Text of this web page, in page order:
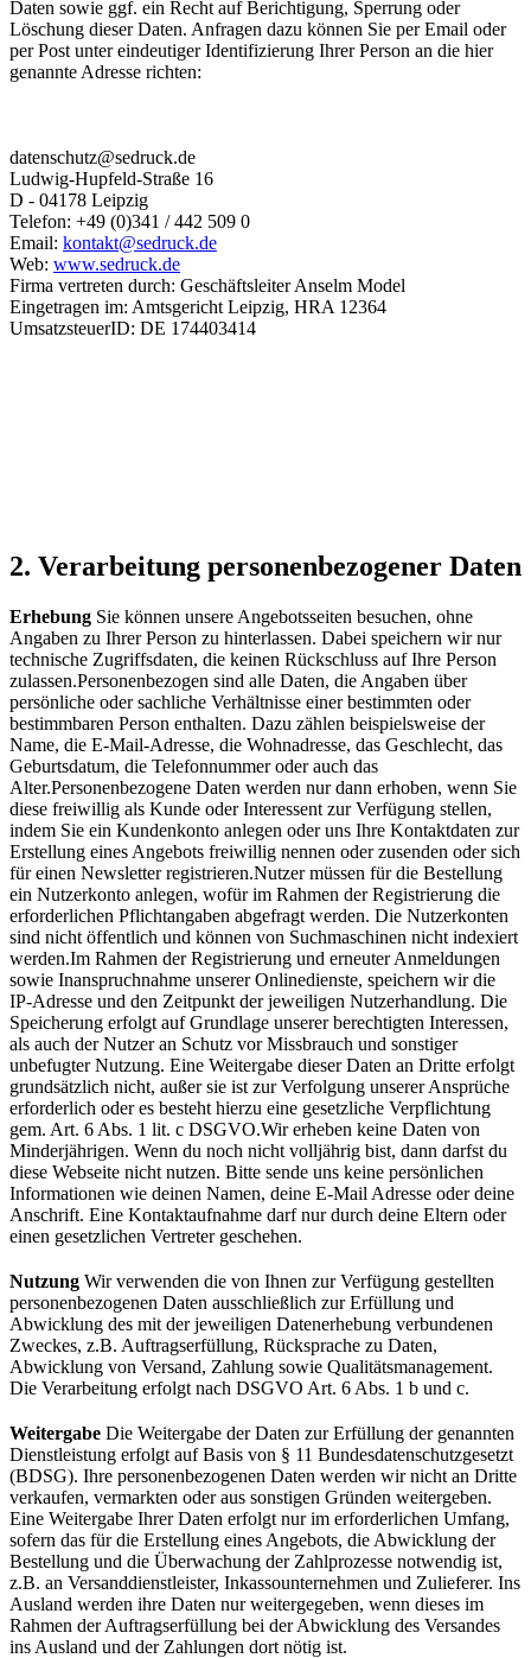
Daten sowie ggf. ein Recht auf Berichtigung, Sperrung oder
Löschung dieser Daten. Anfragen dazu können Sie per Email oder
per Post unter eindeutiger Identifizierung Ihrer Person an die hier
genannte Adresse richten:
datenschutz@sedruck.de
Ludwig-Hupfeld-Straße 16
D - 04178 Leipzig
Telefon: +49 (0)341 / 442 509 0
Email: kontakt@sedruck.de
Web: www.sedruck.de
Firma vertreten durch: Geschäftsleiter Anselm Model
Eingetragen im: Amtsgericht Leipzig, HRA 12364
UmsatzsteuerID: DE 174403414
2. Verarbeitung personenbezogener Daten
Erhebung Sie können unsere Angebotsseiten besuchen, ohne
Angaben zu Ihrer Person zu hinterlassen. Dabei speichern wir nur
technische Zugriffsdaten, die keinen Rückschluss auf Ihre Person
zulassen.Personenbezogen sind alle Daten, die Angaben über
persönliche oder sachliche Verhältnisse einer bestimmten oder
bestimmbaren Person enthalten. Dazu zählen beispielsweise der
Name, die E-Mail-Adresse, die Wohnadresse, das Geschlecht, das
Geburtsdatum, die Telefonnummer oder auch das
Alter.Personenbezogene Daten werden nur dann erhoben, wenn Sie
diese freiwillig als Kunde oder Interessent zur Verfügung stellen,
indem Sie ein Kundenkonto anlegen oder uns Ihre Kontaktdaten zur
Erstellung eines Angebots freiwillig nennen oder zusenden oder sich
für einen Newsletter registrieren.Nutzer müssen für die Bestellung
ein Nutzerkonto anlegen, wofür im Rahmen der Registrierung die
erforderlichen Pflichtangaben abgefragt werden. Die Nutzerkonten
sind nicht öffentlich und können von Suchmaschinen nicht indexiert
werden.Im Rahmen der Registrierung und erneuter Anmeldungen
sowie Inanspruchnahme unserer Onlinedienste, speichern wir die
IP-Adresse und den Zeitpunkt der jeweiligen Nutzerhandlung. Die
Speicherung erfolgt auf Grundlage unserer berechtigten Interessen,
als auch der Nutzer an Schutz vor Missbrauch und sonstiger
unbefugter Nutzung. Eine Weitergabe dieser Daten an Dritte erfolgt
grundsätzlich nicht, außer sie ist zur Verfolgung unserer Ansprüche
erforderlich oder es besteht hierzu eine gesetzliche Verpflichtung
gem. Art. 6 Abs. 1 lit. c DSGVO.Wir erheben keine Daten von
Minderjährigen. Wenn du noch nicht volljährig bist, dann darfst du
diese Webseite nicht nutzen. Bitte sende uns keine persönlichen
Informationen wie deinen Namen, deine E-Mail Adresse oder deine
Anschrift. Eine Kontaktaufnahme darf nur durch deine Eltern oder
einen gesetzlichen Vertreter geschehen.
Nutzung Wir verwenden die von Ihnen zur Verfügung gestellten
personenbezogenen Daten ausschließlich zur Erfüllung und
Abwicklung des mit der jeweiligen Datenerhebung verbundenen
Zweckes, z.B. Auftragserfüllung, Rücksprache zu Daten,
Abwicklung von Versand, Zahlung sowie Qualitätsmanagement.
Die Verarbeitung erfolgt nach DSGVO Art. 6 Abs. 1 b und c.
Weitergabe Die Weitergabe der Daten zur Erfüllung der genannten
Dienstleistung erfolgt auf Basis von § 11 Bundesdatenschutzgesetzt
(BDSG). Ihre personenbezogenen Daten werden wir nicht an Dritte
verkaufen, vermarkten oder aus sonstigen Gründen weitergeben.
Eine Weitergabe Ihrer Daten erfolgt nur im erforderlichen Umfang,
sofern das für die Erstellung eines Angebots, die Abwicklung der
Bestellung und die Überwachung der Zahlprozesse notwendig ist,
z.B. an Versanddienstleister, Inkassounternehmen und Zulieferer. Ins
Ausland werden ihre Daten nur weitergegeben, wenn dieses im
Rahmen der Auftragserfüllung bei der Abwicklung des Versandes
ins Ausland und der Zahlungen dort nötig ist.